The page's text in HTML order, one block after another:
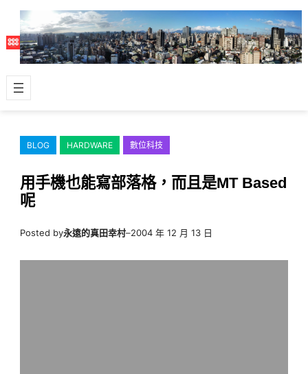
主
容
BLOG HARDWARE 數位科技
用手機也能寫部落格，而且是MT Based
呢
Posted by永遠的真田幸村–2004 年 12 月 13 日